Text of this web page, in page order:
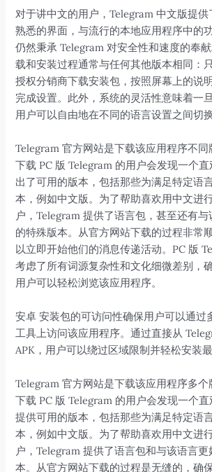
对于讲中文的用户，Telegram 中文版提供
熟悉的界面，与流行的本地应用程序中的
仍然秉承 Telegram 对安全性和速度的奉
载和安装过程通常与任何其他版本相同：
授权分销商下载安装包，按照屏幕上的说
完成设置。此外，系统的灵活性意味着一
用户可以自由地在不同的语言设置之间切换
Telegram 官方网站是下载该应用程序不
下载 PC 版 Telegram 的用户会发现一个直
出了可用的版本，包括那些为满足特定语
本，例如中文版。为了帮助喜欢用中文进
户，Telegram 提供了语言包，甚至还有
的特殊版本。从官方网站下载的过程非常
以立即开始他们的消息传递活动。PC 版
考虑了所有词源复杂性和文化细微差别，
用户可以轻松浏览该应用程序。
安卓 安装包的可访问性确保用户可以通过
工具上访问该应用程序。通过直接从
APK，用户可以绕过区域限制并轻松安装最
Telegram 官方网站是下载该应用程序多
下载 PC 版 Telegram 的用户会发现一个
提供可用的版本，包括那些为满足特定语
本，例如中文版。为了帮助喜欢用中文进
户，Telegram 提供了语言包和与该语言
本。从官方网站下载的过程是无缝的，确